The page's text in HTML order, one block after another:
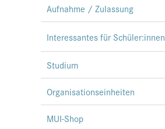
Aufnahme / Zulassung
Interessantes für Schüler:innen
Studium
Organisationseinheiten
MUI-Shop